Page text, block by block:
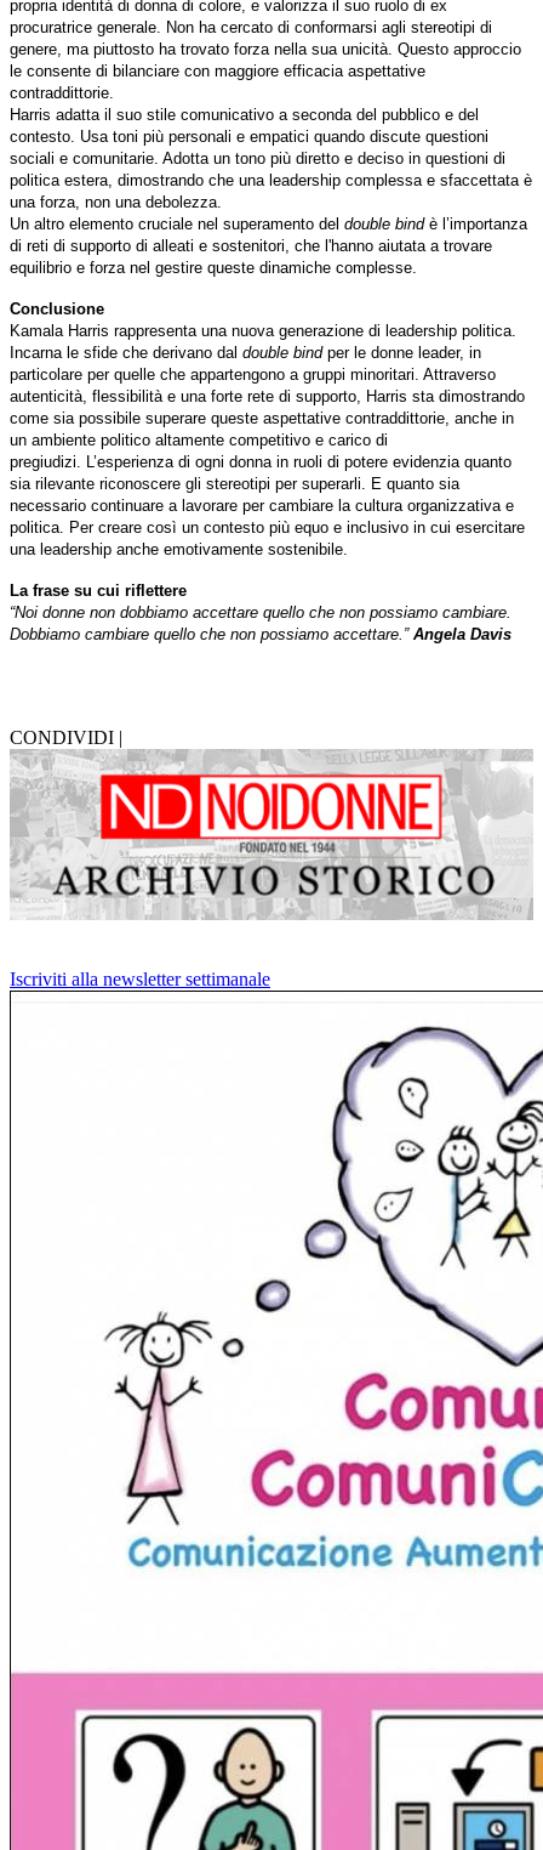
propria identità di donna di colore, e valorizza il suo ruolo di ex
procuratrice generale. Non ha cercato di conformarsi agli stereotipi di
genere, ma piuttosto ha trovato forza nella sua unicità. Questo approccio
le consente di bilanciare con maggiore efficacia aspettative
contraddittorie.
Harris adatta il suo stile comunicativo a seconda del pubblico e del
contesto. Usa toni più personali e empatici quando discute questioni
sociali e comunitarie. Adotta un tono più diretto e deciso in questioni di
politica estera, dimostrando che una leadership complessa e sfaccettata è
una forza, non una debolezza.
Un altro elemento cruciale nel superamento del double bindè l’importanza
di reti di supporto di alleati e sostenitori, che l'hanno aiutata a trovare
equilibrio e forza nel gestire queste dinamiche complesse.
Conclusione
Kamala Harris rappresenta una nuova generazione di leadership politica.
Incarna le sfide che derivano dal double bindper le donne leader, in
particolare per quelle che appartengono a gruppi minoritari. Attraverso
autenticità, flessibilità e una forte rete di supporto, Harris sta dimostrando
come sia possibile superare queste aspettative contraddittorie, anche in
un ambiente politico altamente competitivo e carico di
pregiudizi. L’esperienza di ogni donna in ruoli di potere evidenzia quanto
sia rilevante riconoscere gli stereotipi per superarli. E quanto sia
necessario continuare a lavorare per cambiare la cultura organizzativa e
politica. Per creare così un contesto più equo e inclusivo in cui esercitare
una leadership anche emotivamente sostenibile.
La frase su cui riflettere
“Noi donne non dobbiamo accettare quello che non possiamo cambiare.
Dobbiamo cambiare quello che non possiamo accettare.” Angela Davis
CONDIVIDI |
Iscriviti alla newsletter settimanale